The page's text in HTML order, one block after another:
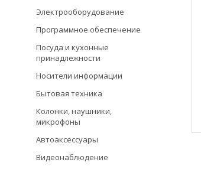
Электрооборудование
Программное обеспечение
Посуда и кухонные
принадлежности
Носители информации
Бытовая техника
Колонки, наушники,
микрофоны
Автоаксессуары
Видеонаблюдение